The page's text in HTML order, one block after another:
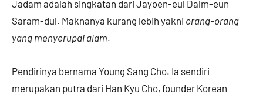
Jadam adalah singkatan dari Jayoen-eul Dalm-eun
Saram-dul. Maknanya kurang lebih yakni orang-orang
yang menyerupai alam.
Pendirinya bernama Young Sang Cho. Ia sendiri
merupakan putra dari Han Kyu Cho, founder Korean